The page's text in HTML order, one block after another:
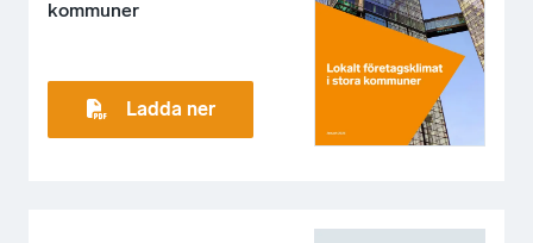
kommuner
Ladda ner